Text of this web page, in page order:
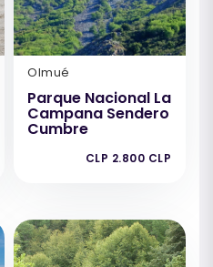
Olmué
Parque Nacional La
Campana Sendero
Cumbre
CLP 2.800 CLP